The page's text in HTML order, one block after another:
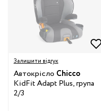
Залишити відгук
Автокрісло Chicco
KidFit Adapt Plus, група
2/3